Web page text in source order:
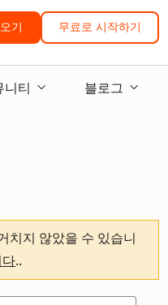
기 무료로 시작하기
니티 블로그
치지 않았을 수 있습니
..